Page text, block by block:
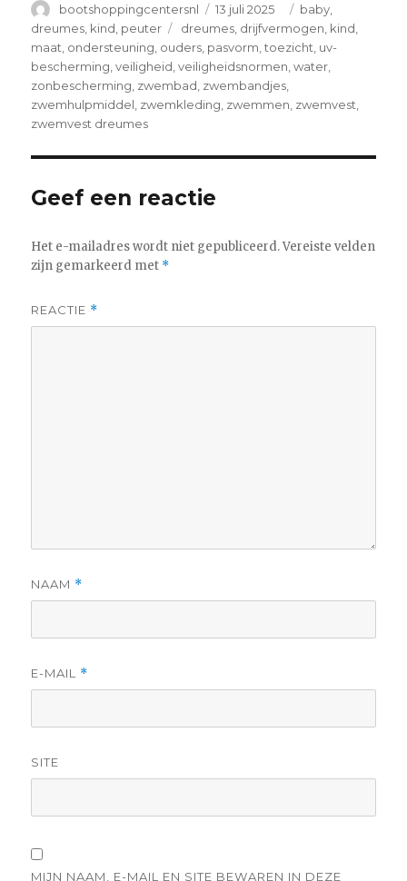
Author
bootshoppingcentersnl
Posted
on
13 juli 2025 Categories
baby
dreumes kind peuter Tags
dreumes drijfvermogen kind
maat ondersteuning ouders pasvorm ,toezicht uv-
bescherming ,veiligheid ,veiligheidsnormen ,water
zonbescherming zwembad zwembandjes
zwemhulpmiddel zwemkleding zwemmen zwemvest
zwemvest dreumes
Geef een reactie
Het e-mailadres wordt niet gepubliceerd. Vereiste velden
zijn gemarkeerd met *
REACTIE *
NAAM *
E-MAIL *
SITE
MIJN NAAM, E-MAIL EN SITE BEWAREN IN DEZE